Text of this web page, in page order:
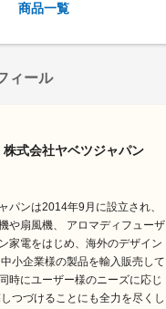
商品一覧
ィール
株式会社ヤベツジャパン
パンは2014年9月に設立され、
や扇風機、 アロマディフューザ
家電をはじめ、海外のデザイン
小企業様の製品を輸入販売して
時にユーザー様のニーズに応じ
つづけることにも全力を尽くし